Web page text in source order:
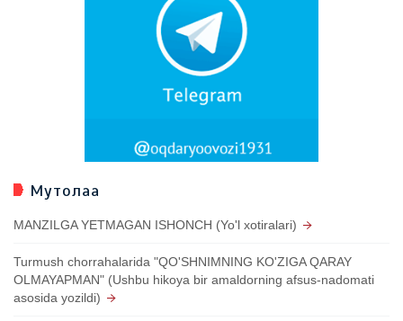
Мутолаа
MANZILGA YETMAGAN ISHONCH (Yo'l xotiralari)
Turmush chorrahalarida "QO'SHNIMNING KO'ZIGA QARAY
OLMAYAPMAN" (Ushbu hikoya bir amaldorning afsus-nadomati
asosida yozildi)